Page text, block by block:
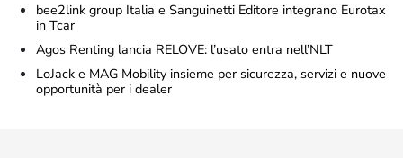
bee2link group Italia e Sanguinetti Editore integrano Eurotax
in Tcar
Agos Renting lancia RELOVE: l’usato entra nell’NLT
LoJack e MAG Mobility insieme per sicurezza, servizi e nuove
opportunità per i dealer